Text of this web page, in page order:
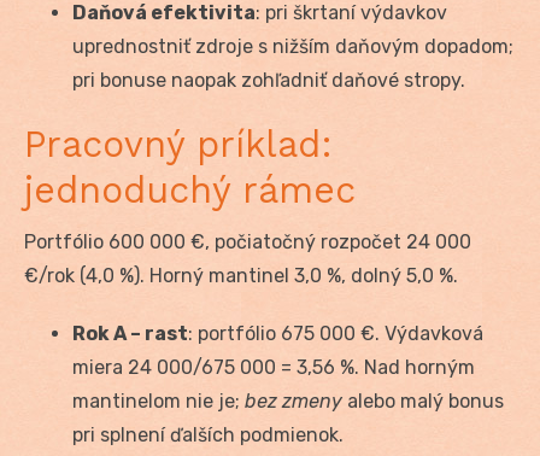
Daňová efektivita: pri škrtaní výdavkov
uprednostniť zdroje s nižším daňovým dopadom;
pri bonuse naopak zohľadniť daňové stropy.
Pracovný príklad:
jednoduchý rámec
Portfólio 600 000 €, počiatočný rozpočet 24 000
€/rok (4,0 %). Horný mantinel 3,0 %, dolný 5,0 %.
Rok A – rast: portfólio 675 000 €. Výdavková
miera 24 000/675 000 = 3,56 %. Nad horným
mantinelom nie je; bez zmeny alebo malý bonus
pri splnení ďalších podmienok.